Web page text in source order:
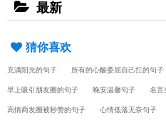
最新
猜你喜欢
充满阳光的句子 所有的心酸委屈自己扛的句子
早上吸引朋友圈的句子 晚安温馨句子 名言
高情商发圈被秒赞的句子 心情低落无奈句子